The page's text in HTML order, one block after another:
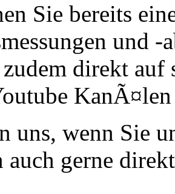
Sie bereits
und -
direkt auf
uns, wenn Sie
auch gerne